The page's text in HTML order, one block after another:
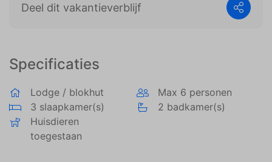
Specificaties
Lodge / blokhut
Max 6 personen
3 slaapkamer(s)
2 badkamer(s)
Huisdieren
toegestaan
Deel dit vakantieverblijf